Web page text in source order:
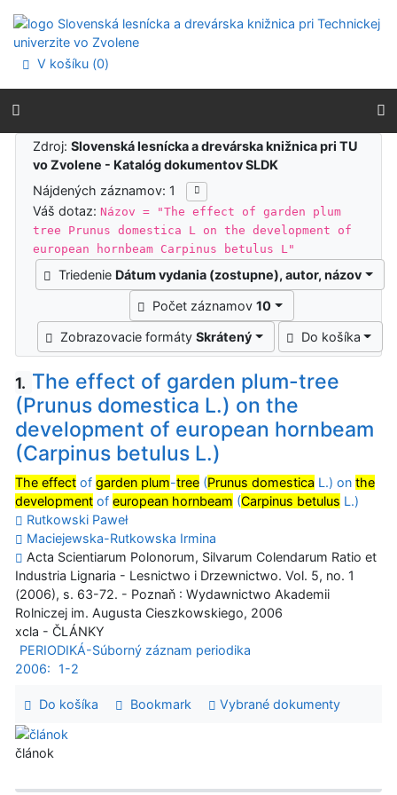
Prejsť na menu
Prehlásenie o webovej prístupnosti
V košíku (0)
Výsledky vyhľadávania
Zdroj:Slovenská lesnícka a drevárska knižnica pri TU
vo Zvolene - Katalóg dokumentov SLDK
Nájdených záznamov: 1
Váš dotaz:Názov = "The effect of garden plum
tree Prunus domestica L on the development of
european hornbeam Carpinus betulus L"
Triedenie Dátum vydania (zostupne), autor, názov
Počet záznamov10
Zobrazovacie formátySkrátený Do košíka
1. The effect of garden plum-tree
(Prunus domestica L.) on the
development of european hornbeam
(Carpinus betulus L.)
The effect of garden plum-tree (Prunus domestica L.) on the
development of european hornbeam (Carpinus betulus L.)
Rutkowski Paweł
Maciejewska-Rutkowska Irmina
Acta Scientiarum Polonorum, Silvarum Colendarum Ratio et
Industria Lignaria - Lesnictwo i Drzewnictwo. Vol. 5, no. 1
(2006), s. 63-72. - Poznaň : Wydawnictwo Akademii
Rolniczej im. Augusta Cieszkowskiego, 2006
xcla - ČLÁNKY
PERIODIKÁ-Súborný záznam periodika
2006:
1-2
Do košíka Bookmark Vybrané dokumenty
článok